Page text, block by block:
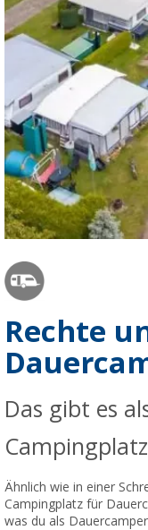
Rechte
Das gibt es
Ähnlich wie in einer
Campingplatz für
was du als